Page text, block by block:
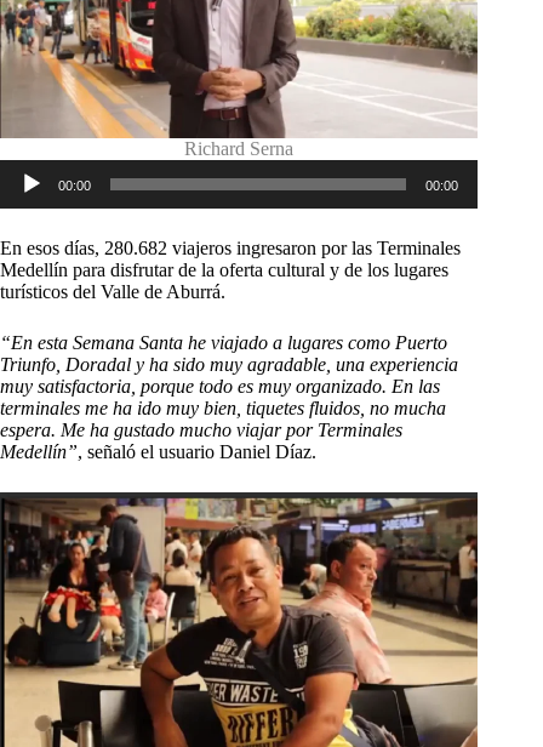
Richard Serna
Reproductor
audio
00:00 00:00
En esos días, 280.682 viajeros ingresaron por las Terminales
Medellín para disfrutar de la oferta cultural y de los lugares
turísticos del Valle de Aburrá.
“En esta Semana Santa he viajado a lugares como Puerto
Triunfo, Doradal y ha sido muy agradable, una experiencia
muy satisfactoria, porque todo es muy organizado. En las
terminales me ha ido muy bien, tiquetes fluidos, no mucha
espera. Me ha gustado mucho viajar por Terminales
Medellín”, señaló el usuario Daniel Díaz.